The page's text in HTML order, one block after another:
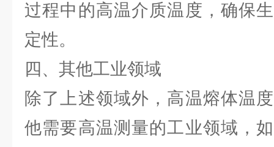
过程中的高温介质温度，确保
定性。
四、其他工业领域
除了上述领域外，高温熔体温
他需要高温测量的工业领域，